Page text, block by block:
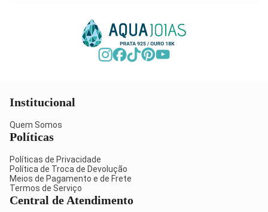
Institucional
Quem Somos
Políticas
Políticas de Privacidade
Política de Troca de Devolução
Meios de Pagamento e de Frete
Termos de Serviço
Central de Atendimento